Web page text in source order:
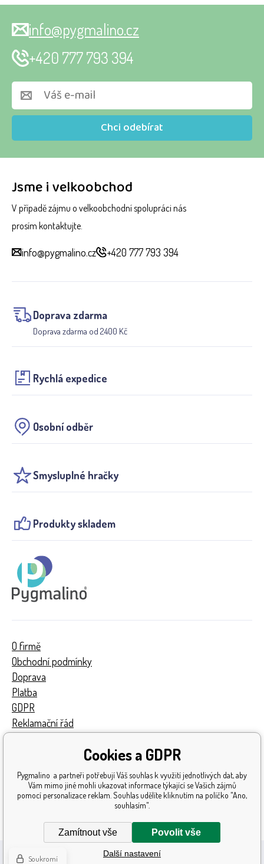
Jsme i velkoobchod
V případě zájmu o velkoobchodní spolupráci nás
prosím kontaktujte.
info@pygmalino.cz +420 777 793 394
Doprava zdarma
Doprava zdarma od 2400 Kč
Rychlá expedice
Osobní odběr
Smysluplné hračky
Produkty skladem
Chci odebírat
info@pygmalino.cz
+420 777 793 394
O firmě
Obchodní podmínky
Doprava
Platba
GDPR
Reklamační řád
Získaná ocenění
Katalog hraček
Mapa stránek
Cookies a GDPR
Pygmalino a partneři potřebují Váš souhlas k využití jednotlivých dat, aby
Vám mimo jiné mohli ukazovat informace týkající se Vašich zájmů
pomocí personalizace reklam. Souhlas udělíte kliknutím na políčko "Ano,
souhlasím".
Zamítnout vše Povolit vše
Další nastavení
Soukromí